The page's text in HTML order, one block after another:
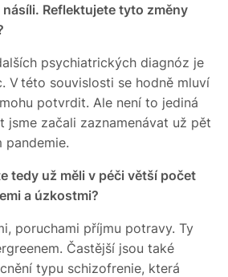
Reflektujete tyto změny
psychiatrických diagnóz je
V této souvislosti se hodně mluví
potvrdit. Ale není to jediná
jsme začali zaznamenávat už pět
pandemie.
tedy už měli v péči větší počet
a úzkostmi?
poruchami příjmu potravy. Ty
Častější jsou také
typu schizofrenie, která